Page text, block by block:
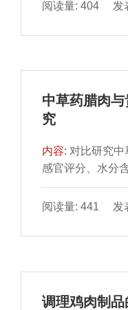
阅读量: 404 发
中草药腊肉
究
内容: 对比研究中
感官评分、水分
化值和酸价的差
项感官指标评...
阅读量: 441 发
调理鸡肉制